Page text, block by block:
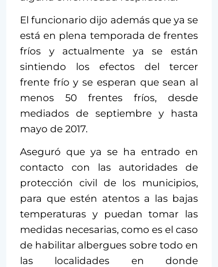
El funcionario dijo además que ya se
está en plena temporada de frentes
fríos y actualmente ya se están
sintiendo los efectos del tercer
frente frío y se esperan que sean al
menos 50 frentes fríos, desde
mediados de septiembre y hasta
mayo de 2017.
Aseguró que ya se ha entrado en
contacto con las autoridades de
protección civil de los municipios,
para que estén atentos a las bajas
temperaturas y puedan tomar las
medidas necesarias, como es el caso
de habilitar albergues sobre todo en
las localidades en donde